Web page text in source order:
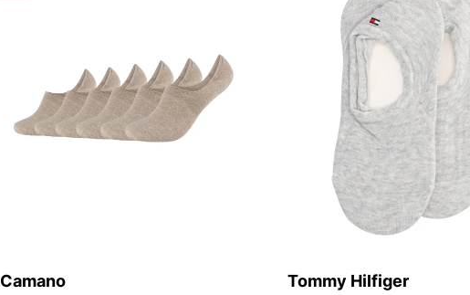
Camano
Tommy Hilfiger